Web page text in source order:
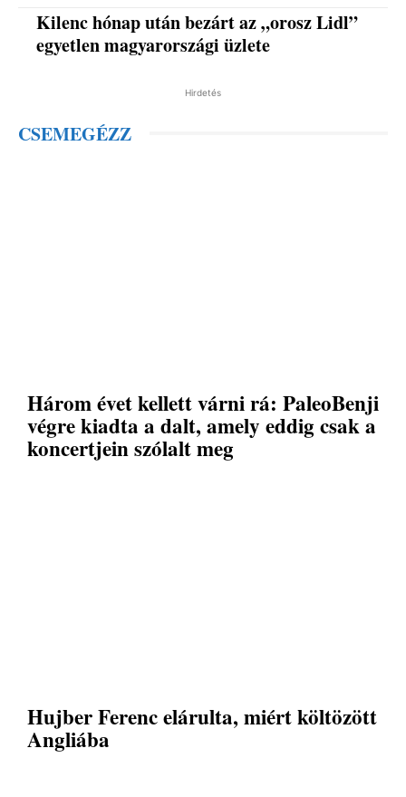
Kilenc hónap után bezárt az „orosz Lidl”
egyetlen magyarországi üzlete
Hirdetés
CSEMEGÉZZ
Három évet kellett várni rá: PaleoBenji
végre kiadta a dalt, amely eddig csak a
koncertjein szólalt meg
Hujber Ferenc elárulta, miért költözött
Angliába